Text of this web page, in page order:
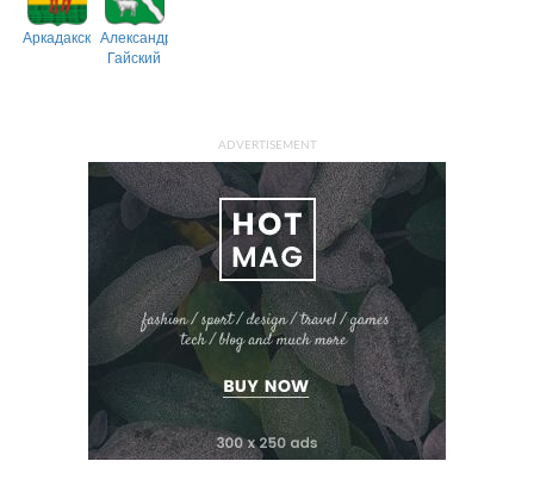
АркадакскийАлександрово-
Гайский
ADVERTISEMENT